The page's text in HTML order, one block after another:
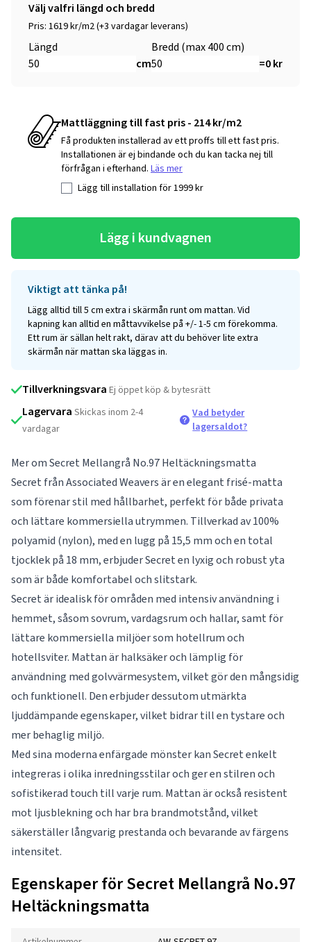
Välj valfri längd och bredd
Pris: 1619 kr/m2 (+3 vardagar leverans)
Längd
cm
Bredd (max 400 cm)
=0kr
Mattläggning till fast pris - 214 kr/m2
Få produkten installerad av ett proffs till ett fast pris.
Installationen är ej bindande och du kan tacka nej till
förfrågan i efterhand. Läs mer
Lägg till installation för1999kr
Lägg i kundvagnen
Viktigt att tänka på!
Lägg alltid till 5 cm extra i skärmån runt om mattan. Vid
kapning kan alltid en måttavvikelse på +/- 1-5 cm förekomma.
Ett rum är sällan helt rakt, därav att du behöver lite extra
skärmån när mattan ska läggas in.
Tillverkningsvara Ej öppet köp & bytesrätt
Lagervara Skickas inom 2-4
vardagar
Vad betyder
lagersaldot?
Mer om Secret Mellangrå No.97 Heltäckningsmatta
Secret från Associated Weavers är en elegant frisé-matta
som förenar stil med hållbarhet, perfekt för både privata
och lättare kommersiella utrymmen. Tillverkad av 100%
polyamid (nylon), med en lugg på 15,5 mm och en total
tjocklek på 18 mm, erbjuder Secret en lyxig och robust yta
som är både komfortabel och slitstark.
Secret är idealisk för områden med intensiv användning i
hemmet, såsom sovrum, vardagsrum och hallar, samt för
lättare kommersiella miljöer som hotellrum och
hotellsviter. Mattan är halksäker och lämplig för
användning med golvvärmesystem, vilket gör den mångsidig
och funktionell. Den erbjuder dessutom utmärkta
ljuddämpande egenskaper, vilket bidrar till en tystare och
mer behaglig miljö.
Med sina moderna enfärgade mönster kan Secret enkelt
integreras i olika inredningsstilar och ger en stilren och
sofistikerad touch till varje rum. Mattan är också resistent
mot ljusblekning och har bra brandmotstånd, vilket
säkerställer långvarig prestanda och bevarande av färgens
intensitet.
Egenskaper för Secret Mellangrå No.97
Heltäckningsmatta